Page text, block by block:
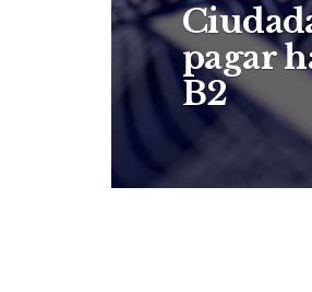
pagar
B2